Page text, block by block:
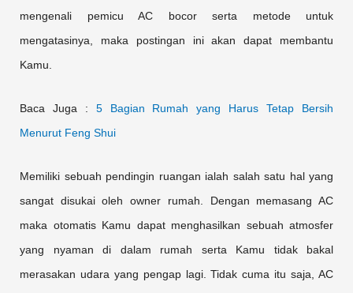
mengenali pemicu AC bocor serta metode untuk
mengatasinya, maka postingan ini akan dapat membantu
Kamu.
Baca Juga : 5 Bagian Rumah yang Harus Tetap Bersih
Menurut Feng Shui
Memiliki sebuah pendingin ruangan ialah salah satu hal yang
sangat disukai oleh owner rumah. Dengan memasang AC
maka otomatis Kamu dapat menghasilkan sebuah atmosfer
yang nyaman di dalam rumah serta Kamu tidak bakal
merasakan udara yang pengap lagi. Tidak cuma itu saja, AC